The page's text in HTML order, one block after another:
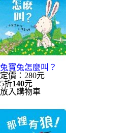
兔寶兔怎麼叫？
定價：280元
5折140元
放入購物車